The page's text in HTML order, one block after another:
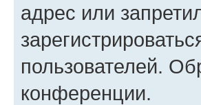
адрес или
пользователей.
конференции.